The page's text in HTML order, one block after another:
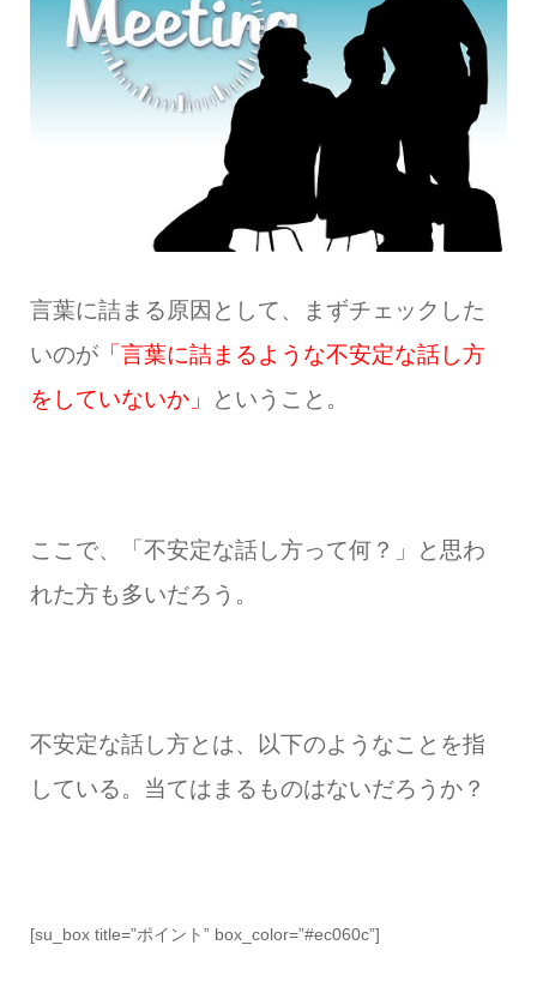
言葉に詰まる原因として、まずチェックした
いのが「言葉に詰まるような不安定な話し方
をしていないか」
ということ。
ここで、「不安定な話し方って何？」と思わ
れた方も多いだろう。
不安定な話し方とは、以下のようなことを指
している。当てはまるものはないだろうか？
[su_box title=”ポイント” box_color=”#ec060c”]